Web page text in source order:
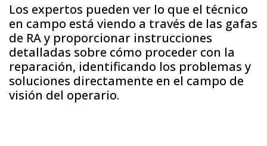
Los expertos pueden ver lo que el técnico
en campo está viendo a través de las gafas
de RA y proporcionar instrucciones
detalladas sobre cómo proceder con la
reparación, identificando los problemas y
soluciones directamente en el campo de
visión del operario.